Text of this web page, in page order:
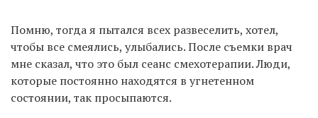
Помню, тогда я пытался всех развеселить, хотел,
чтобы все смеялись, улыбались. После съемки врач
мне сказал, что это был сеанс смехотерапии. Люди,
которые постоянно находятся в угнетенном
состоянии, так просыпаются.